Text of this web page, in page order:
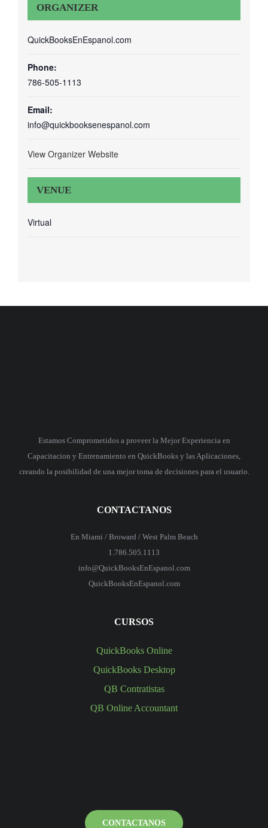
VENUE
Virtual
ORGANIZER
QuickBooksEnEspanol.com
Phone:
786-505-1113
Email:
info@quickbooksenespanol.com
View Organizer Website
Estamos Comprometidos a proveer la Mejor Experiencia en
Capacitacion y Entrenamiento en QuickBooks y las Aplicaciones,
creando la posibilidad de una mejor toma de decisiones para el usuario.
CONTACTANOS
En Miami / Broward / West Palm Beach
1.786.505.1113
info@QuickBooksEnEspanol.com
QuickBooksEnEspanol.com
CURSOS
QuickBooks Online
QuickBooks Desktop
QB Contratistas
QB Online Accountant
CONTACTANOS